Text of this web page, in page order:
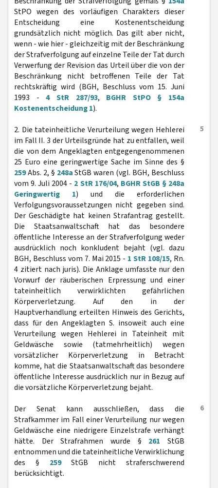
StPO wegen des vorläufigen Charakters dieser
Entscheidung eine Kostenentscheidung
grundsätzlich nicht möglich. Das gilt aber nicht,
wenn - wie hier - gleichzeitig mit der Beschränkung
der Strafverfolgung auf einzelne Teile der Tat durch
Verwerfung der Revision das Urteil über die von der
Beschränkung nicht betroffenen Teile der Tat
rechtskräftig wird (BGH, Beschluss vom 15. Juni
1993 -4 StR 287/93, BGHR StPO § 154a
Kostenentscheidung 1).
5
2. Die tateinheitliche Verurteilung wegen Hehlerei
im Fall II. 3 der Urteilsgründe hat zu entfallen, weil
die von dem Angeklagten entgegengenommenen
25 Euro eine geringwertige Sache im Sinne des §
259Abs. 2, § 248aStGB waren (vgl. BGH, Beschluss
vom 9. Juli 2004 - 2 StR 176/04, BGHR StGB § 248a
Geringwertig 1) und die erforderlichen
Verfolgungsvoraussetzungen nicht gegeben sind.
Der Geschädigte hat keinen Strafantrag gestellt.
Die Staatsanwaltschaft hat das besondere
öffentliche Interesse an der Strafverfolgung weder
ausdrücklich noch konkludent bejaht (vgl. dazu
BGH, Beschluss vom 7. Mai 2015 - 1 StR 108/15, Rn.
4 zitiert nach juris). Die Anklage umfasste nur den
Vorwurf der räuberischen Erpressung und einer
tateinheitlich verwirklichten gefährlichen
Körperverletzung. Auf den in der
Hauptverhandlung erteilten Hinweis des Gerichts,
dass für den Angeklagten S. insoweit auch eine
Verurteilung wegen Hehlerei in Tateinheit mit
Geldwäsche sowie (tatmehrheitlich) wegen
vorsätzlicher Körperverletzung in Betracht
komme, hat die Staatsanwaltschaft das besondere
öffentliche Interesse ausdrücklich nur in Bezug auf
die vorsätzliche Körperverletzung bejaht.
6
Der Senat kann ausschließen, dass die
Strafkammer im Fall einer Verurteilung nur wegen
Geldwäsche eine niedrigere Einzelstrafe verhängt
hätte. Der Strafrahmen wurde § 261 StGB
entnommen und die tateinheitliche Verwirklichung
des § 259StGB nicht straferschwerend
berücksichtigt.